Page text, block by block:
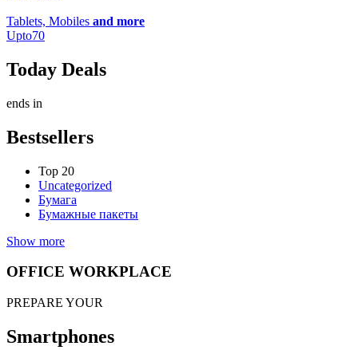
Tablets, Mobiles and more
Upto70
Today Deals
ends in
Bestsellers
Top 20
Uncategorized
Бумага
Бумажные пакеты
Show more
OFFICE WORKPLACE
PREPARE YOUR
Smartphones